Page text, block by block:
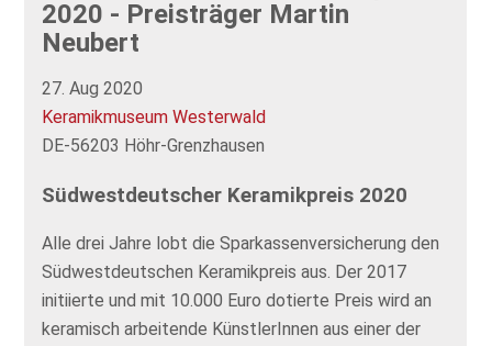
2020 - Preisträger Martin
Neubert
27. Aug 2020
Keramikmuseum Westerwald
DE-56203 Höhr-Grenzhausen
Südwestdeutscher Keramikpreis 2020
Alle drei Jahre lobt die Sparkassenversicherung den
Südwestdeutschen Keramikpreis aus. Der 2017
initiierte und mit 10.000 Euro dotierte Preis wird an
keramisch arbeitende KünstlerInnen aus einer der